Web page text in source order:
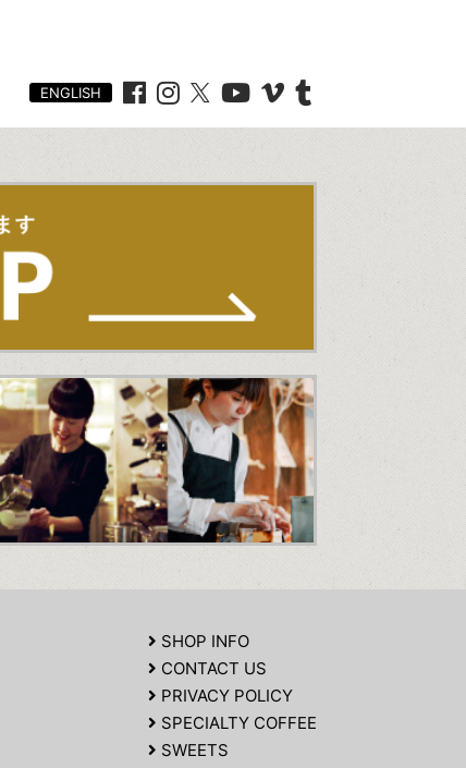
ENGLISH
SHOP INFO
CONTACT US
PRIVACY POLICY
SPECIALTY COFFEE
SWEETS